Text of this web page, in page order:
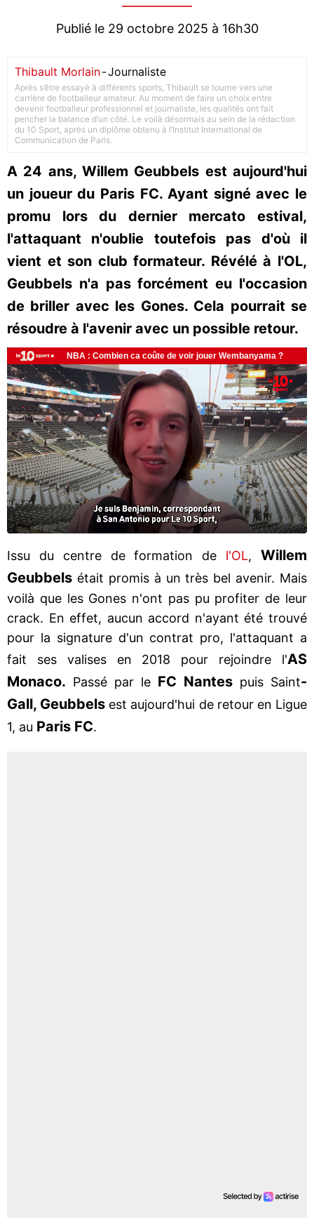
Publié le 29 octobre 2025 à 16h30
Thibault Morlain-Journaliste
Après s’être essayé à différents sports, Thibault se tourne vers une
carrière de footballeur amateur. Au moment de faire un choix entre
devenir footballeur professionnel et journaliste, les qualités ont fait
pencher la balance d’un côté. Le voilà désormais au sein de la rédaction
du 10 Sport, après un diplôme obtenu à l’Institut International de
Communication de Paris.
A 24 ans, Willem Geubbels est aujourd'hui
un joueur du Paris FC. Ayant signé avec le
promu lors du dernier mercato estival,
l'attaquant n'oublie toutefois pas d'où il
vient et son club formateur. Révélé à l'OL,
Geubbels n'a pas forcément eu l'occasion
de briller avec les Gones. Cela pourrait se
résoudre à l'avenir avec un possible retour.
Issu du centre de formation de l'OL,Willem
Geubbels était promis à un très bel avenir. Mais
voilà que les Gones n'ont pas pu profiter de leur
crack. En effet, aucun accord n'ayant été trouvé
pour la signature d'un contrat pro, l'attaquant a
fait ses valises en 2018 pour rejoindre l'AS
Monaco. Passé par le FC Nantes puis Saint-
Gall, Geubbels est aujourd'hui de retour en Ligue
1, au Paris FC.